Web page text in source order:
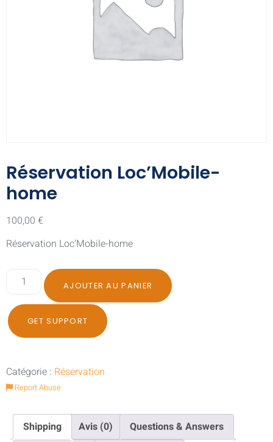
Réservation Loc’Mobile-
home
100,00 €
Réservation Loc’Mobile-home
AJOUTER AU PANIER
GET SUPPORT
Catégorie : Réservation
Report Abuse
Shipping Avis (0)
Questions & Answers